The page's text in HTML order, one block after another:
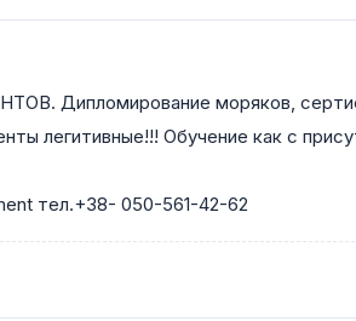
моряков,
легитивные!!! Обучение как с
тел.+38- 050-561-42-62